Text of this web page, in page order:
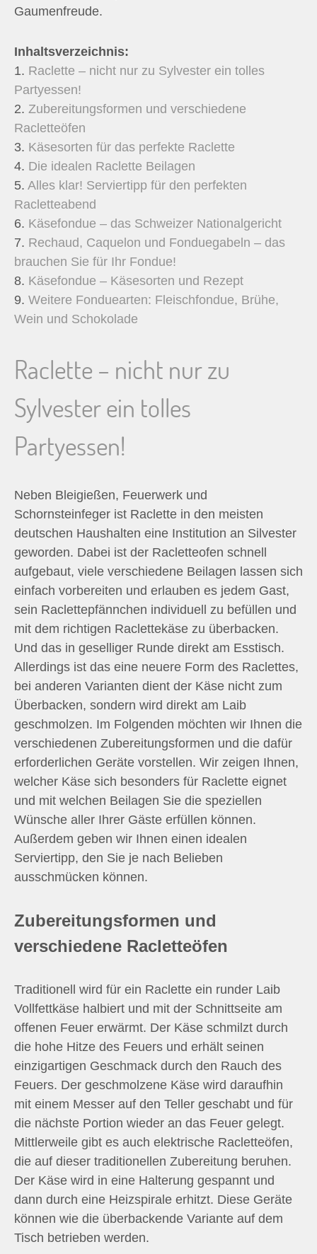
Gaumenfreude.
Inhaltsverzeichnis:
1. Raclette – nicht nur zu Sylvester ein tolles
Partyessen!
2. Zubereitungsformen und verschiedene
Racletteöfen
3. Käsesorten für das perfekte Raclette
4. Die idealen Raclette Beilagen
5. Alles klar! Serviertipp für den perfekten
Racletteabend
6. Käsefondue – das Schweizer Nationalgericht
7. Rechaud, Caquelon und Fonduegabeln – das
brauchen Sie für Ihr Fondue!
8. Käsefondue – Käsesorten und Rezept
9. Weitere Fonduearten: Fleischfondue, Brühe,
Wein und Schokolade
Raclette – nicht nur zu
Sylvester ein tolles
Partyessen!
Neben Bleigießen, Feuerwerk und
Schornsteinfeger ist Raclette in den meisten
deutschen Haushalten eine Institution an Silvester
geworden. Dabei ist der Racletteofen schnell
aufgebaut, viele verschiedene Beilagen lassen sich
einfach vorbereiten und erlauben es jedem Gast,
sein Raclettepfännchen individuell zu befüllen und
mit dem richtigen Raclettekäse zu überbacken.
Und das in geselliger Runde direkt am Esstisch.
Allerdings ist das eine neuere Form des Raclettes,
bei anderen Varianten dient der Käse nicht zum
Überbacken, sondern wird direkt am Laib
geschmolzen. Im Folgenden möchten wir Ihnen die
verschiedenen Zubereitungsformen und die dafür
erforderlichen Geräte vorstellen. Wir zeigen Ihnen,
welcher Käse sich besonders für Raclette eignet
und mit welchen Beilagen Sie die speziellen
Wünsche aller Ihrer Gäste erfüllen können.
Außerdem geben wir Ihnen einen idealen
Serviertipp, den Sie je nach Belieben
ausschmücken können.
Zubereitungsformen und
verschiedene Racletteöfen
Traditionell wird für ein Raclette ein runder Laib
Vollfettkäse halbiert und mit der Schnittseite am
offenen Feuer erwärmt. Der Käse schmilzt durch
die hohe Hitze des Feuers und erhält seinen
einzigartigen Geschmack durch den Rauch des
Feuers. Der geschmolzene Käse wird daraufhin
mit einem Messer auf den Teller geschabt und für
die nächste Portion wieder an das Feuer gelegt.
Mittlerweile gibt es auch elektrische Racletteöfen,
die auf dieser traditionellen Zubereitung beruhen.
Der Käse wird in eine Halterung gespannt und
dann durch eine Heizspirale erhitzt. Diese Geräte
können wie die überbackende Variante auf dem
Tisch betrieben werden.